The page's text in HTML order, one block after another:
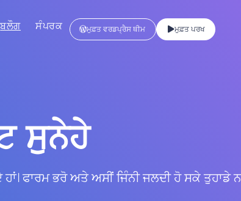
ਬਲੌਗ ਸੰਪਰਕ ਮੁਫ਼ਤ ਵਰਡਪ੍ਰੈਸ ਥੀਮ ਮੁਫ਼ਤ ਪਰਖ
ਸੁਨੇਹੇ
ਫਾਰਮ ਭਰੋ ਅਤੇ ਅਸੀਂ ਜਿੰਨੀ ਜਲਦੀ ਹੋ ਸਕੇ ਤੁਹਾਡੇ